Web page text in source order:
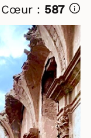
Cœur : 587